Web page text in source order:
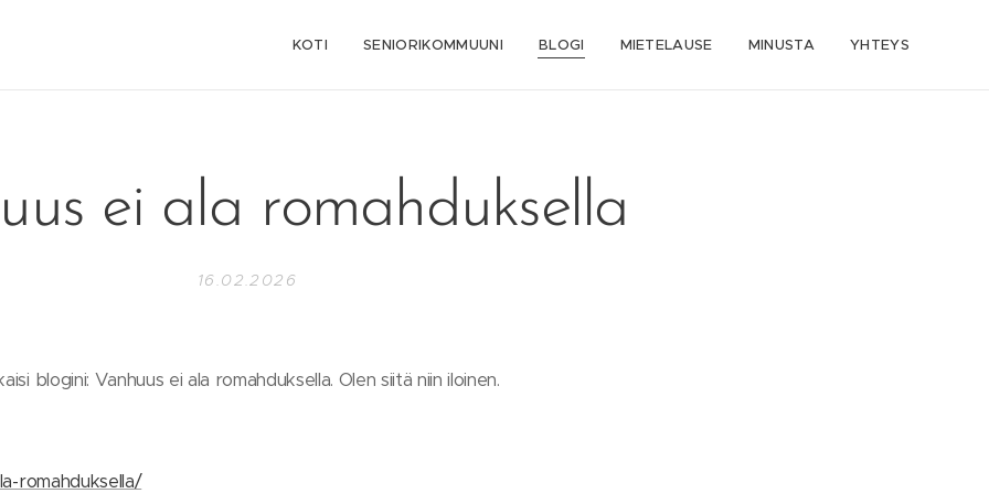
KOTI SENIORIKOMMUUNI BLOGI MIETELAUSE MINUSTA YHTEYS
ei ala romahduksella
16.02.2026
blogini: Vanhuus ei ala romahduksella. Olen siitä niin iloinen.
romahduksella/